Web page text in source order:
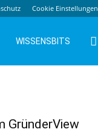
Cookie Einstellungen
WISSENSBITS
GründerView